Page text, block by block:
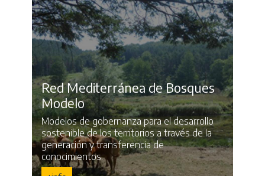
Red Mediterránea de Bosques
Modelo
Modelos de gobernanza para el desarrollo
sostenible de los territorios a través de la
generación y transferencia de
conocimientos.